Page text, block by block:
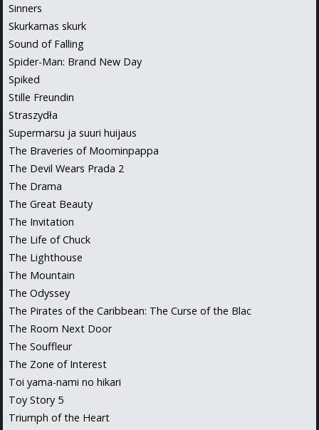
Sinners
Skurkarnas skurk
Sound of Falling
Spider-Man: Brand New Day
Spiked
Stille Freundin
Straszydła
Supermarsu ja suuri huijaus
The Braveries of Moominpappa
The Devil Wears Prada 2
The Drama
The Great Beauty
The Invitation
The Life of Chuck
The Lighthouse
The Mountain
The Odyssey
The Pirates of the Caribbean: The Curse of the Blac
The Room Next Door
The Souffleur
The Zone of Interest
Toi yama-nami no hikari
Toy Story 5
Triumph of the Heart